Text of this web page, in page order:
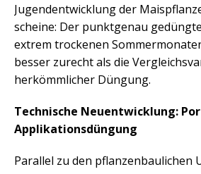
Jugendentwicklung der
scheine: Der punktgenau
extrem trockenen
besser zurecht als die
herkömmlicher Düngung.
Technische Neuentwicklung:
Applikationsdüngung
Parallel zu den pflanzenbaulichen